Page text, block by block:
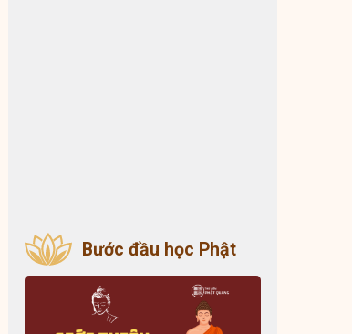
Bước đầu học Phật